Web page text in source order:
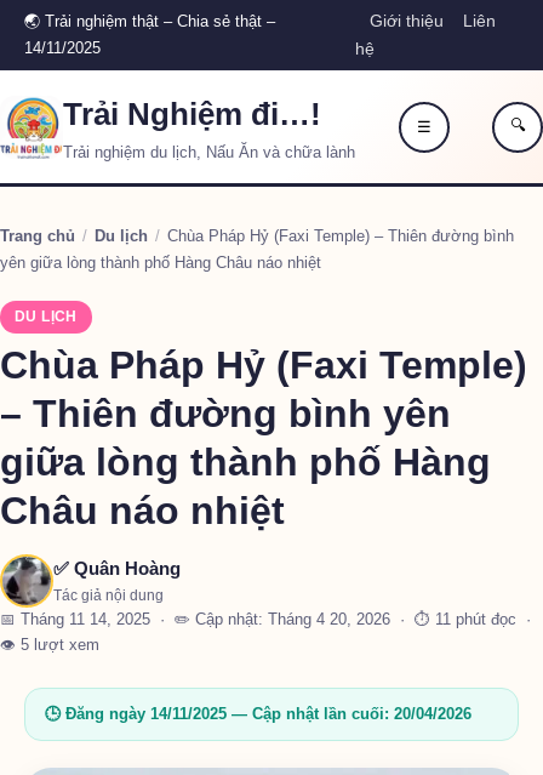
🌏 Trải nghiệm thật – Chia sẻ thật –
14/11/2025
Giới thiệu
Liên
hệ
Trải Nghiệm đi…!
Trải nghiệm du lịch, Nấu Ăn và chữa lành
☰ 🔍
Trang chủ / Du lịch / Chùa Pháp Hỷ (Faxi Temple) – Thiên đường bình
yên giữa lòng thành phố Hàng Châu náo nhiệt
DU LỊCH
Chùa Pháp Hỷ (Faxi Temple)
– Thiên đường bình yên
giữa lòng thành phố Hàng
Châu náo nhiệt
✅ Quân Hoàng
Tác giả nội dung
📅 Tháng 11 14, 2025 · ✏️ Cập nhật: Tháng 4 20, 2026 · ⏱ 11 phút đọc ·
👁 5 lượt xem
🕒 Đăng ngày 14/11/2025 — Cập nhật lần cuối: 20/04/2026